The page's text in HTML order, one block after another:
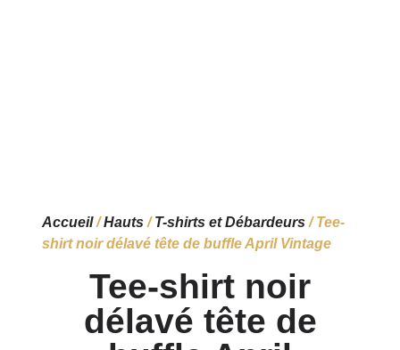
Accueil/Hauts/T-shirts et Débardeurs/ Tee-
shirt noir délavé tête de buffle April Vintage
Tee-shirt noir
délavé tête de